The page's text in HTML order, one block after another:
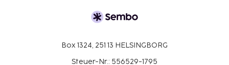
Box 1324, 251 13 HELSINGBORG
Steuer-Nr.: 556529-1795